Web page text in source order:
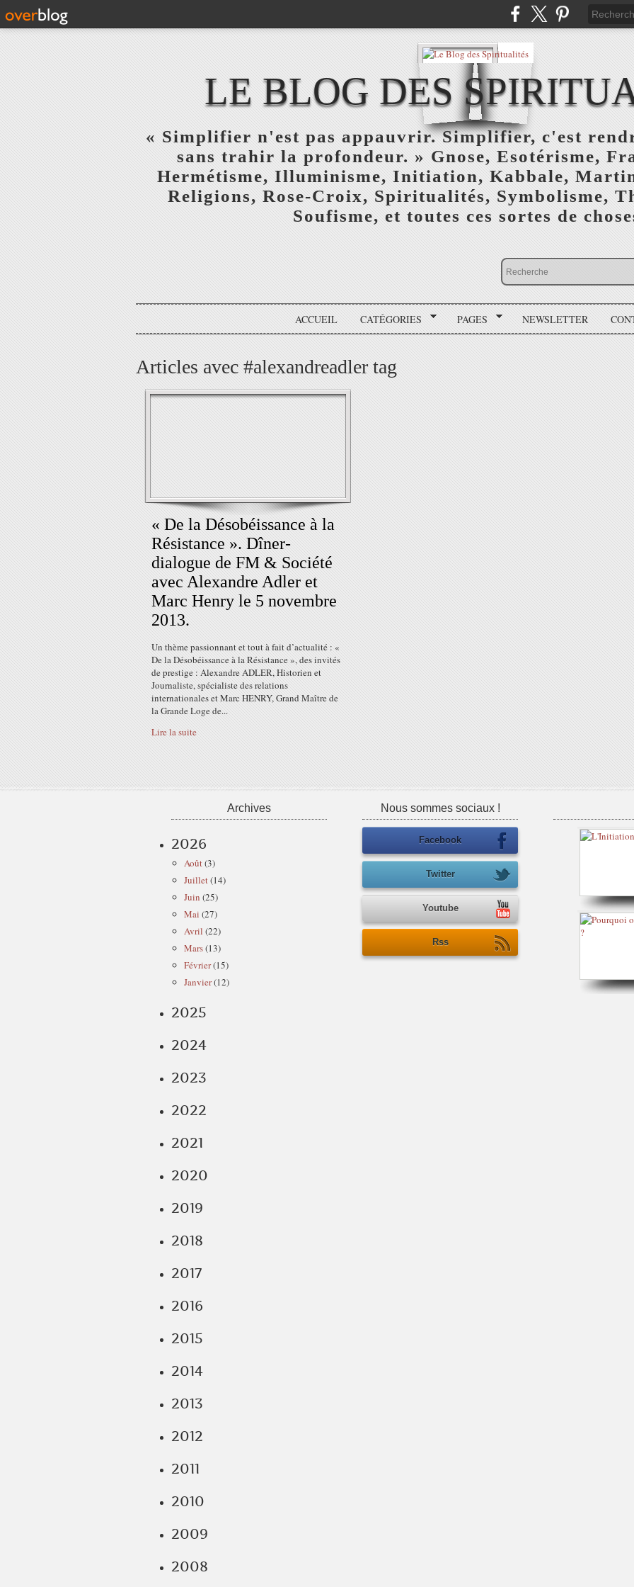
LE BLOG DES
« Simplifier n'est pas appauvrir. Simplifier, c'est
sans trahir la profondeur. » Gnose, Esotérisme,
Hermétisme, Illuminisme, Initiation, Kabbale,
Religions, Rose-Croix, Spiritualités, Symbolisme,
Soufisme, et toutes ces sortes de
ACCUEIL CATÉGORIES PAGES NEWSLETTER
Articles avec #alexandreadler tag
« De la Désobéissance à la
Résistance ». Dîner-
dialogue de FM & Société
avec Alexandre Adler et
Marc Henry le 5 novembre
2013.
Un thème passionnant et tout à fait d’actualité : «
De la Désobéissance à la Résistance », des invités
de prestige : Alexandre ADLER, Historien et
Journaliste, spécialiste des relations
internationales et Marc HENRY, Grand Maître de
la Grande Loge de...
Lire la suite
Archives
2026
Août(3)
Juillet(14)
Juin (25)
Mai (27)
Avril (22)
Mars(13)
Février(15)
Janvier(12)
2025
2024
2023
2022
2021
2020
2019
2018
2017
2016
2015
2014
2013
2012
2011
2010
2009
2008
Nous sommes sociaux !
Facebook
Twitter
Youtube
Rss